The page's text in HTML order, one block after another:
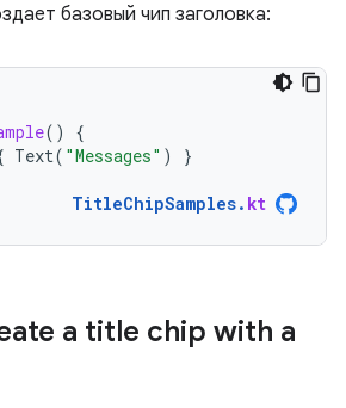
базовый чип заголовка:
()
{
Text( "Messages" )
}
TitleChipSamples. kt
a title chip with a